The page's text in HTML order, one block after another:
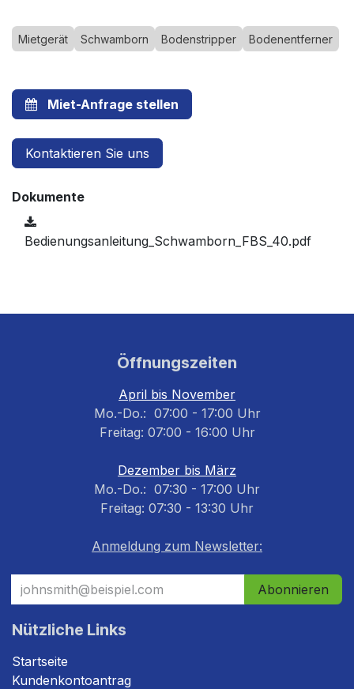
Mietgerät Schwamborn Bodenstripper Bodenentferner
Miet-Anfrage stellen
Kontaktieren Sie uns
Dokumente
Bedienungsanleitung_Schwamborn_FBS_40.pdf
Öffnungszeiten
April bis November
Mo.-Do.: 07:00 - 17:00 Uhr
Freitag: 07:00 - 16:00 Uhr
Dezember bis März
Mo.-Do.: 07:30 - 17:00 Uhr
Freitag: 07:30 - 13:30 Uhr
Anmeldung zum Newsletter:
Abonnieren
Nützliche Links
Startseite
Kundenkontoantrag